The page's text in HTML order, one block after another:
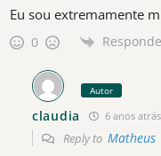
Eu sou extremamente
0
Autor
claudia 6 anos atrás
Reply to Matheus